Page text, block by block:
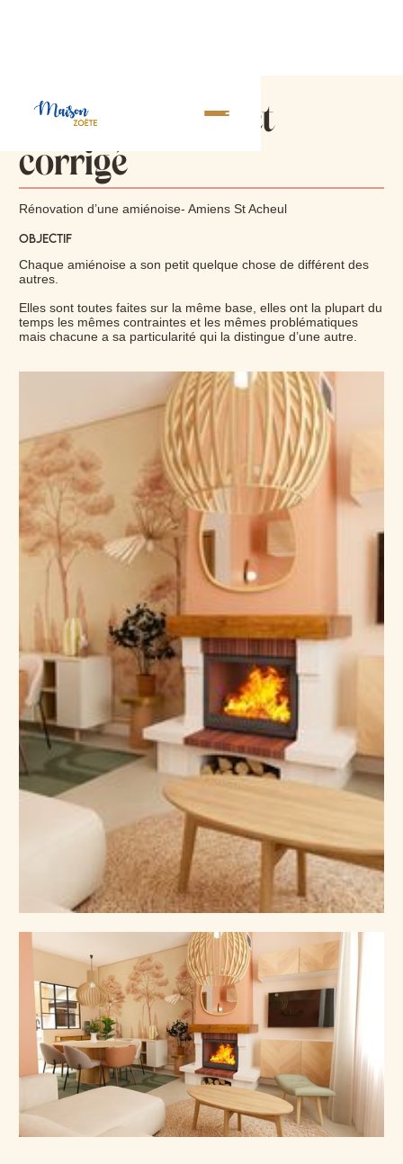
Un cocon revu et
corrigé
Rénovation d’une amiénoise- Amiens St Acheul
Objectif
Chaque amiénoise a son petit quelque chose de différent des
autres.
Elles sont toutes faites sur la même base, elles ont la plupart du
temps les mêmes contraintes et les mêmes problématiques
mais chacune a sa particularité qui la distingue d’une autre.